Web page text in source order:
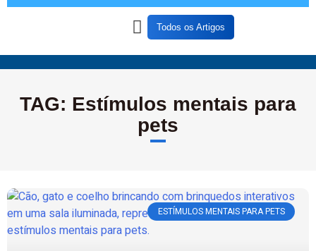
Todos os Artigos
TAG: Estímulos mentais para
pets
ESTÍMULOS MENTAIS PARA PETS